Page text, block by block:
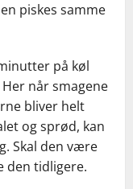
piskes samme
på køl
når smagene
bliver helt
og sprød, kan
Skal den være
den tidligere.